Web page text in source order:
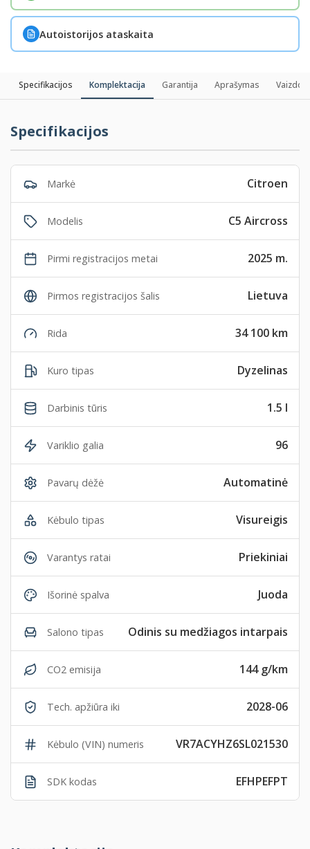
Autoistorijos ataskaita
Specifikacijos Komplektacija Garantija Aprašymas Vaizdo
Specifikacijos
Markė Citroen
Modelis C5 Aircross
Pirmi registracijos metai 2025 m.
Pirmos registracijos šalis Lietuva
Rida 34 100 km
Kuro tipas Dyzelinas
Darbinis tūris 1.5 l
Variklio galia 96
Pavarų dėžė Automatinė
Kėbulo tipas Visureigis
Varantys ratai Priekiniai
Išorinė spalva Juoda
Salono tipas Odinis su medžiagos intarpais
CO2 emisija 144 g/km
Tech. apžiūra iki 2028-06
Kėbulo (VIN) numeris VR7ACYHZ6SL021530
SDK kodas EFHPEFPT